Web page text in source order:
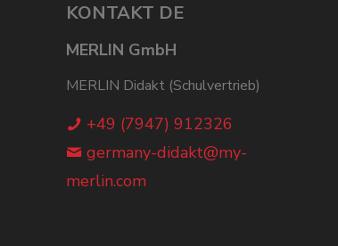
KONTAKT DE
MERLIN GmbH
MERLIN Didakt (Schulvertrieb)
+49 (7947) 912326
germany-didakt@my-
merlin.com